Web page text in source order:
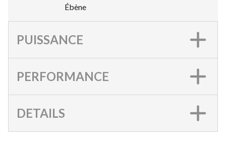
Ébène
PUISSANCE
PERFORMANCE
DETAILS